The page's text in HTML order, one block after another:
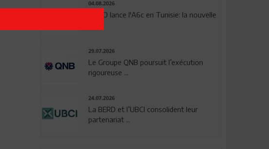
04.08.2026
OPPO lance l'A6c en Tunisie: la nouvelle
29.07.2026
Le Groupe QNB poursuit l’exécution
rigoureuse ...
24.07.2026
La BERD et l’UBCI consolident leur
partenariat ...